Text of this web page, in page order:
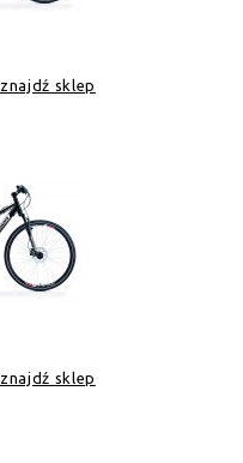
znajdź sklep
znajdź sklep